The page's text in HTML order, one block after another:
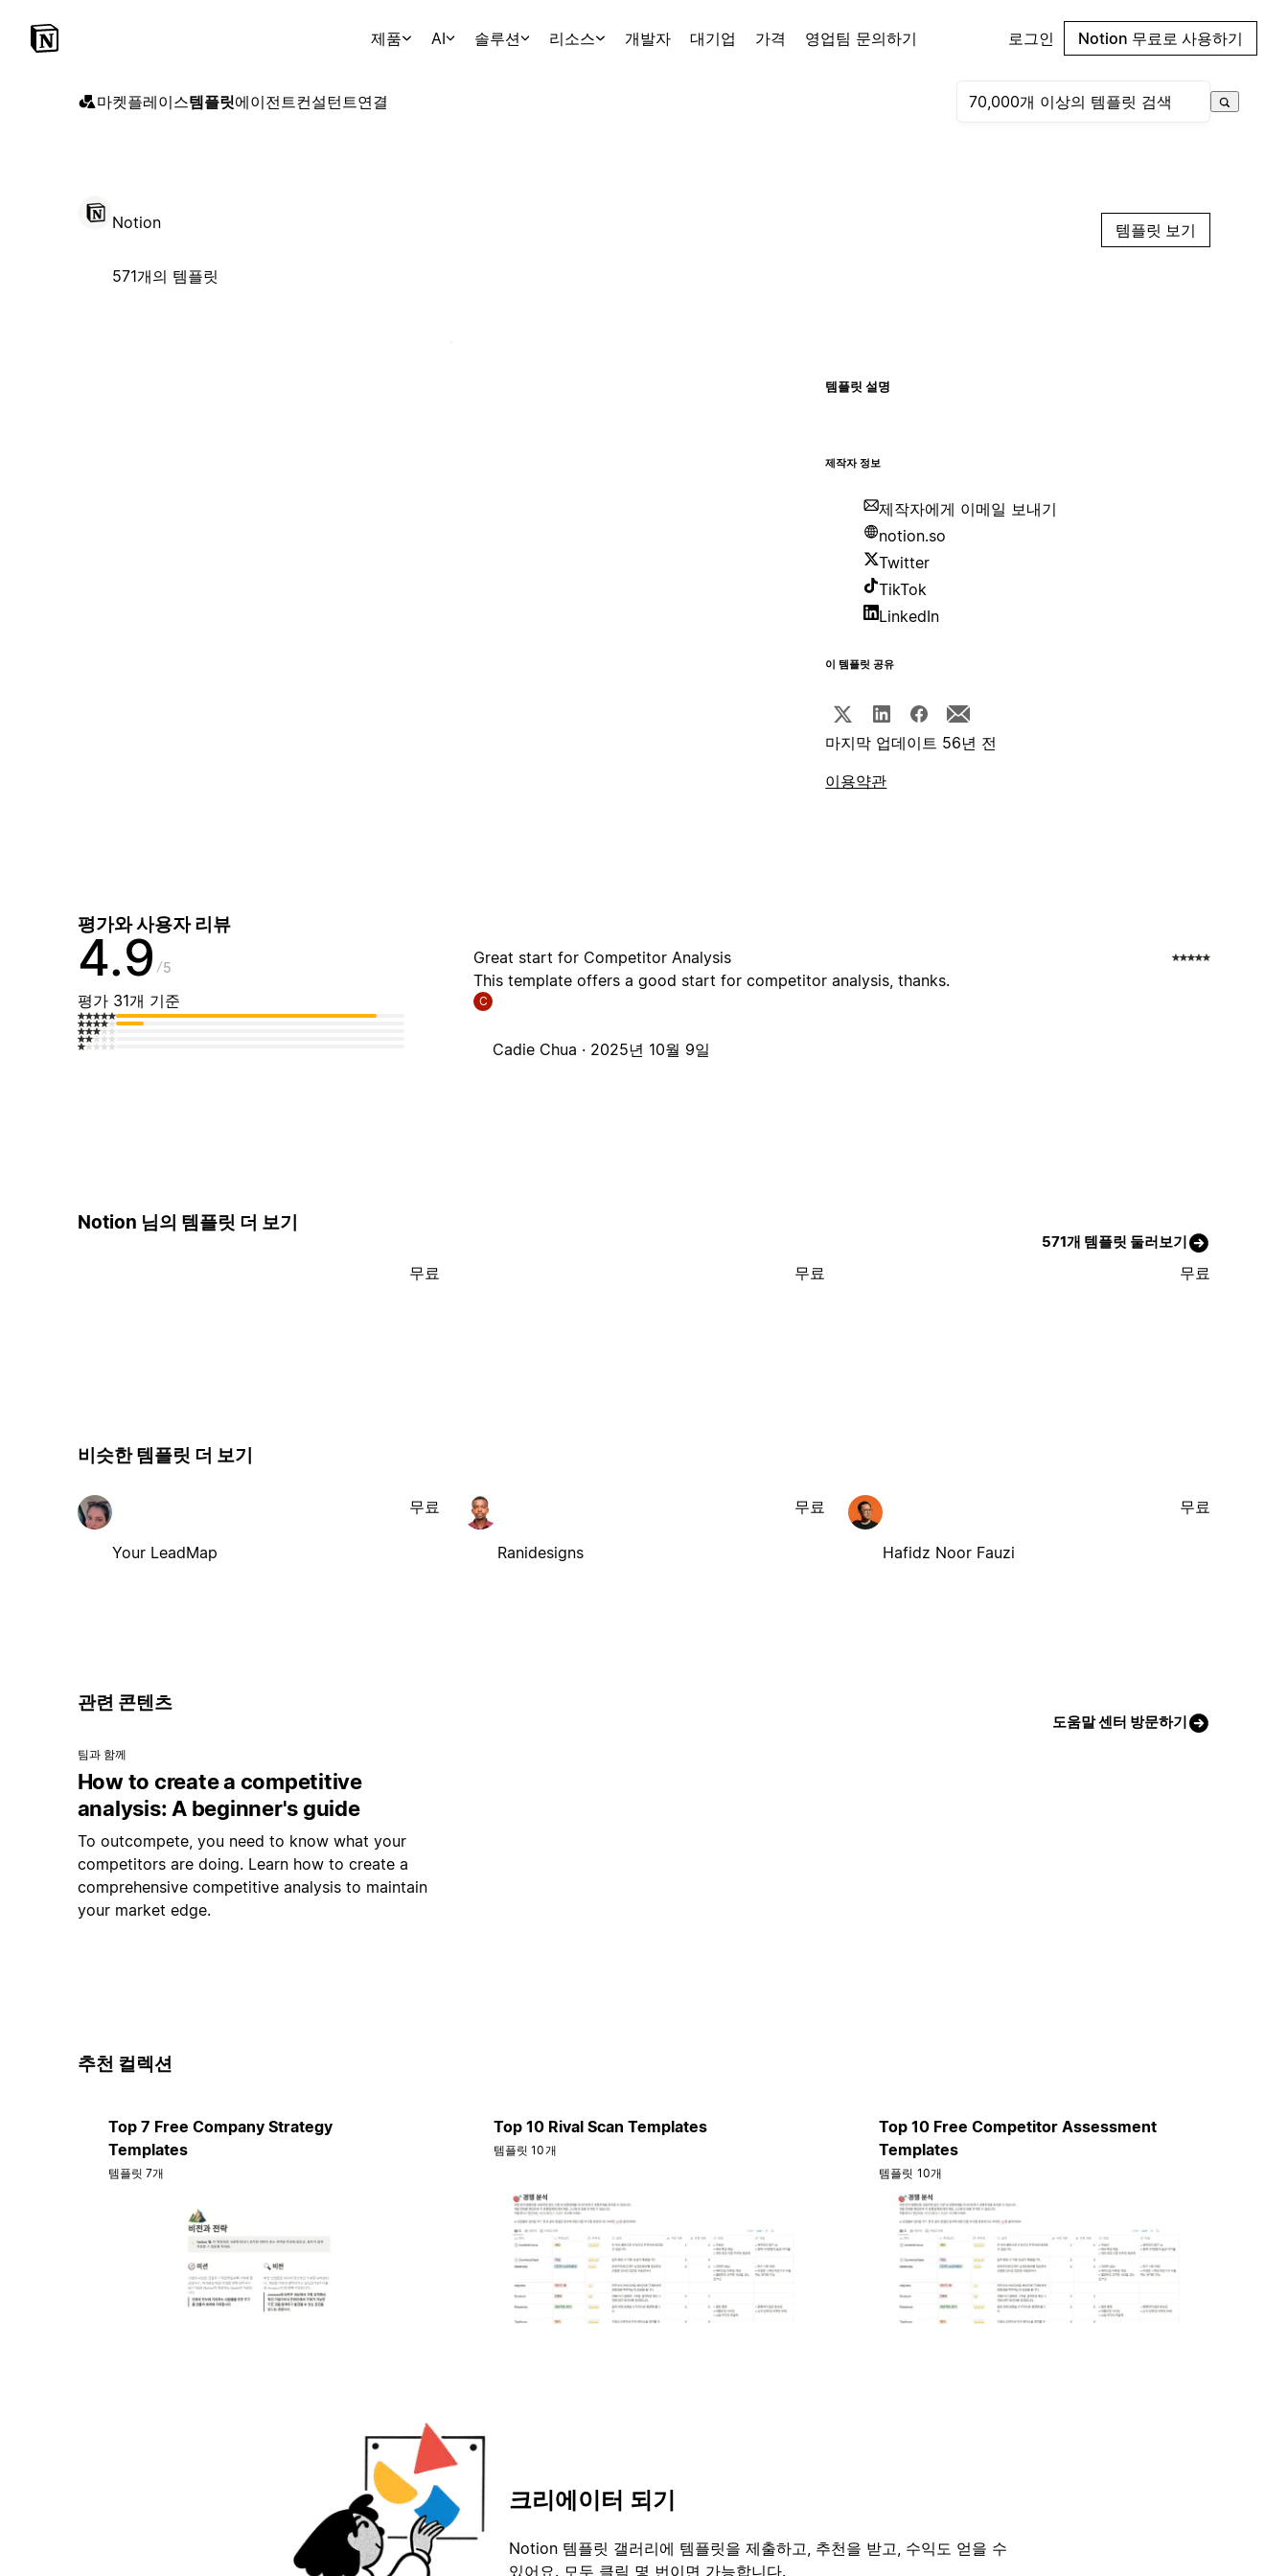
제품 AI 솔루션 리소스 개발자 대기업 가격 영업팀 문의하기 로그인 Notion 무료로 사용하기
마켓플레이스템플릿에이전트컨설턴트연결
Notion
571개의 템플릿
템플릿 보기
템플릿 설명
제작자 정보
제작자에게 이메일 보내기
notion.so
Twitter
TikTok
LinkedIn
이 템플릿 공유
마지막 업데이트 56년 전
이용약관
평가와 사용자 리뷰
4.9 5
평가 31개 기준
Great start for Competitor Analysis
This template offers a good start for competitor analysis, thanks.
C
Cadie Chua · 2025년 10월 9일
Notion 님의 템플릿 더 보기
571개 템플릿 둘러보기
무료 무료 무료
비슷한 템플릿 더 보기
Your LeadMap
무료
Ranidesigns
무료
Hafidz Noor Fauzi
무료
관련 콘텐츠
도움말 센터 방문하기
팀과 함께
How to create a competitive
analysis: A beginner's guide
To outcompete, you need to know what your
competitors are doing. Learn how to create a
comprehensive competitive analysis to maintain
your market edge.
추천 컬렉션
Top 7 Free Company Strategy
Templates
템플릿 7개
Top 10 Rival Scan Templates
템플릿 10개
Top 10 Free Competitor Assessment
Templates
템플릿 10개
크리에이터 되기
Notion 템플릿 갤러리에 템플릿을 제출하고, 추천을 받고, 수익도 얻을 수
있어요. 모두 클릭 몇 번이면 가능합니다.